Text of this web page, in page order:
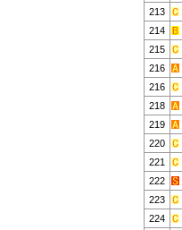
213
214
215
216
216
218
219
220
221
222
223
224